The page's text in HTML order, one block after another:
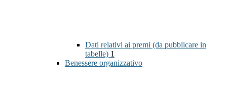
Dati relativi ai premi (da pubblicare in
tabelle) 1
Benessere organizzativo